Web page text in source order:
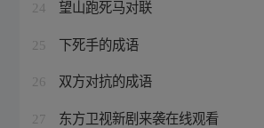
24 望山跑死马对联
25 下死手的成语
26 双方对抗的成语
27 东方卫视新剧来袭在线观看